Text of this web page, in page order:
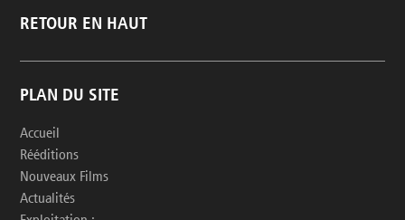
RETOUR EN HAUT
PLAN DU SITE
Accueil
Rééditions
Nouveaux Films
Actualités